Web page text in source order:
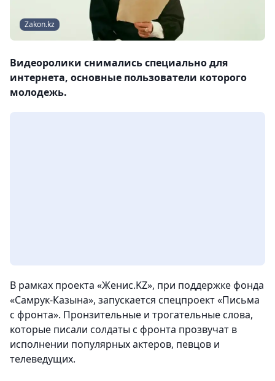
Zakon.kz
Видеоролики снимались специально для
интернета, основные пользователи которого
молодежь.
В рамках проекта «Женис.KZ», при поддержке фонда
«Самрук-Казына», запускается спецпроект«Письма
с фронта». Пронзительные и трогательные слова,
которые писали солдаты с фронта прозвучат в
исполнении популярных актеров, певцов и
телеведущих.